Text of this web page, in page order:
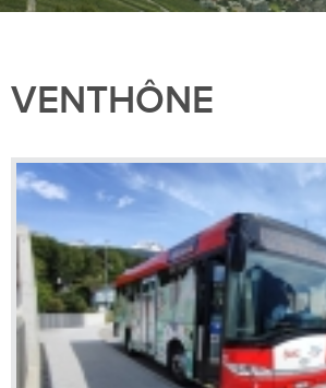
VENTHÔNE